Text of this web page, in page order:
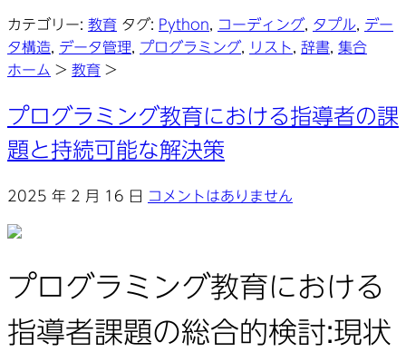
カテゴリー: 教育 タグ: Python コーディング, タプル
デー
タ構造
データ管理 プログラミング, リスト 辞書 集合
ホーム > 教育 >
プログラミング教育における指導者の課
題と持続可能な解決策
2025 年 2 月 16 日 コメントはありません
プログラミング教育における
指導者課題の総合的検討:現状